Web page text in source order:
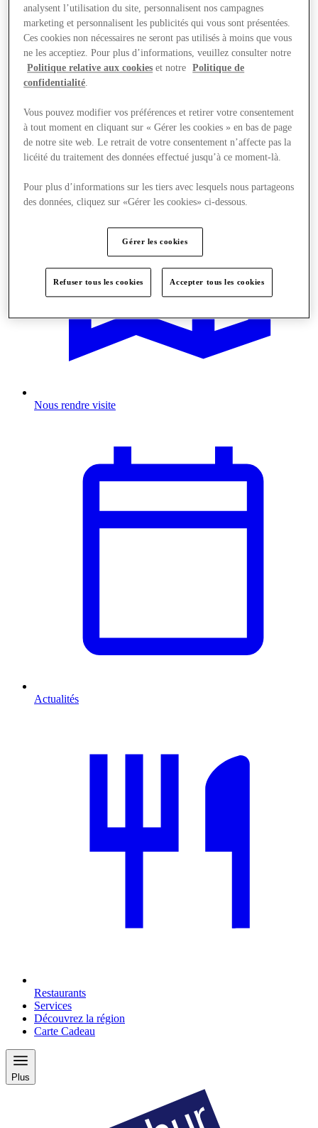
Offres
Nous rendre visite
Actualités
Restaurants
Services
Découvrez la région
Carte Cadeau
Plus
analysent l’utilisation du site, personnalisent nos campagnes
marketing et personnalisent les publicités qui vous sont présentées.
Ces cookies non nécessaires ne seront pas utilisés à moins que vous
ne les acceptiez. Pour plus d’informations, veuillez consulter notre
Politique relative aux cookies et notre
Politique de
confidentialité.
Vous pouvez modifier vos préférences et retirer votre consentement
à tout moment en cliquant sur « Gérer les cookies » en bas de page
de notre site web. Le retrait de votre consentement n’affecte pas la
licéité du traitement des données effectué jusqu’à ce moment-là.
Pour plus d’informations sur les tiers avec lesquels nous partageons
des données, cliquez sur «Gérer les cookies» ci-dessous.
Gérer les cookies
Refuser tous les cookies Accepter tous les cookies